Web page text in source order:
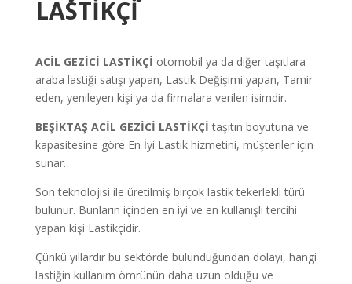
LASTİKÇİ
ACİL GEZİCİ LASTİKÇİ otomobil ya da diğer taşıtlara
araba lastiği satışı yapan, Lastik Değişimi yapan, Tamir
eden, yenileyen kişi ya da firmalara verilen isimdir.
BEŞİKTAŞ ACİL GEZİCİ LASTİKÇİtaşıtın boyutuna ve
kapasitesine göre En İyi Lastik hizmetini, müşteriler için
sunar.
Son teknolojisi ile üretilmiş birçok lastik tekerlekli türü
bulunur. Bunların içinden en iyi ve en kullanışlı tercihi
yapan kişi Lastikçidir.
Çünkü yıllardır bu sektörde bulunduğundan dolayı, hangi
lastiğin kullanım ömrünün daha uzun olduğu ve